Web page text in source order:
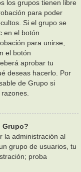
los grupos tienen libre
para poder
Si el grupo se
en el botón
para unirse,
el botón
aprobar tu
deseas hacerlo. Por
de Grupo si
Grupo?
la administración al
grupo de usuarios, tu
proba